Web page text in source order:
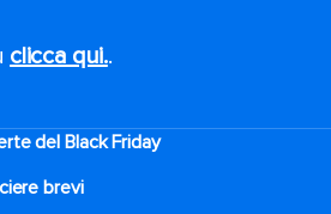
clicca qui..
del Black Friday
brevi​